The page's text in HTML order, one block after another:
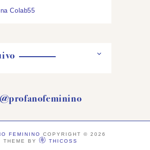
Colab55
@profanofeminino
FEMININO COPYRIGHT © 2026
THEME BY
THICOSS